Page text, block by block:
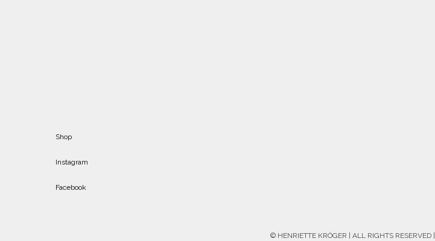
Shop
Instagram
Facebook
© HENRIETTE KRÖGER | ALL RIGHTS RESERVED |